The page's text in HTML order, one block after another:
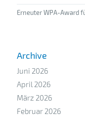
Erneuter WPA-Award
Archive
Juni 2026
April 2026
März 2026
Februar 2026